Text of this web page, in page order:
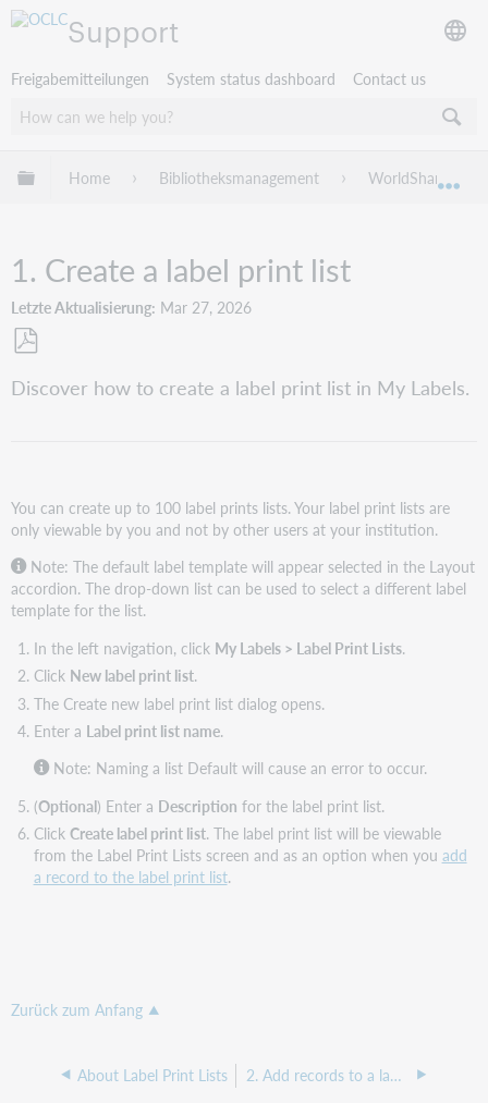
Support
Freigabemitteilungen System status dashboard Contact us
Globale Hierarchie expandieren/verbergen
Home Bibliotheksmanagement WorldShare
1. Create a label print list
Letzte Aktualisierung Mar 27, 2026
PDF
Discover how to create a label print list in My Labels.
You can create up to 100 label prints lists. Your label print lists are
only viewable by you and not by other users at your institution.
Note: The default label template will appear selected in the Layout
accordion. The drop-down list can be used to select a different label
template for the list.
In the left navigation, click My Labels > Label Print Lists.
Click New label print list.
The Create new label print list dialog opens.
Enter a Label print list name.
Note: Naming a list Default will cause an error to occur.
(Optional) Enter a Description for the label print list.
Click Create label print list. The label print list will be viewable
from the Label Print Lists screen and as an option when you add
a record to the label print list.
Zurück zum Anfang
About Label Print Lists 2. Add records to a label print list